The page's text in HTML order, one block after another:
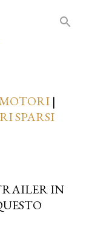
|
SPARSI
IN